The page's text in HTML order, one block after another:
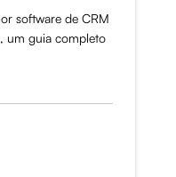
software de CRM
um guia completo